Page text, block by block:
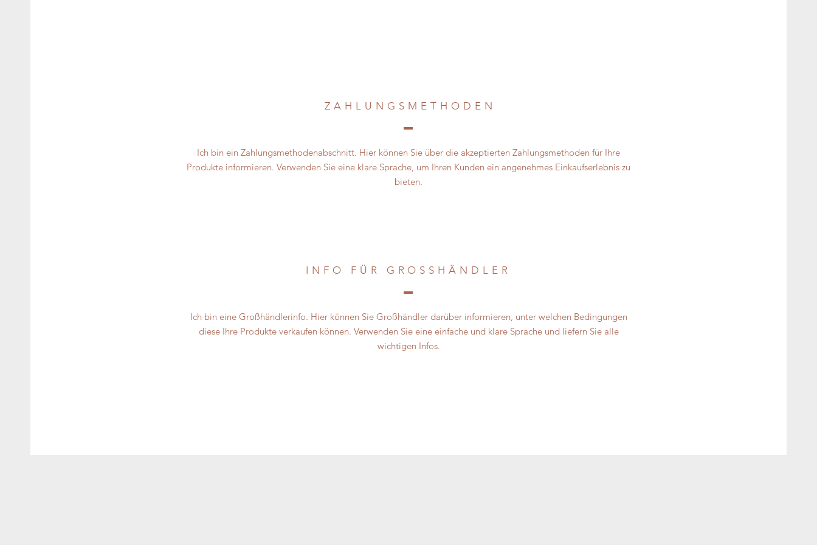
ZAHLUNGSMETHODE N
Ich bin ein Zahlungsmethodenabschnitt. Hier können Sie über die akzeptierten Zahlungsmethoden für Ihre
Produkte informieren. Verwenden Sie eine klare Sprache, um Ihren Kunden ein angenehmes Einkaufserlebnis zu
bieten.
INFO FÜR GROSSHÄNDLER
Ich bin eine Großhändlerinfo. Hier können Sie Großhändler darüber informieren, unter welchen Bedingungen
diese Ihre Produkte verkaufen können. Verwenden Sie eine einfache und klare Sprache und liefern Sie alle
wichtigen Infos.